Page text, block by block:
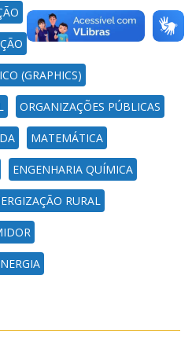
(GRAPHICS)
ORGANIZAÇÕES PÚBLICAS
MATEMÁTICA
ENGENHARIA QUÍMICA
RURAL